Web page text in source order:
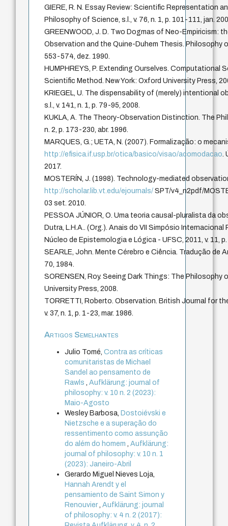
GIERE, R. N. Essay Review: Scientific Representation
Philosophy of Science, s.l., v. 76, n. 1, p. 101-111, jan.
GREENWOOD, J. D. Two Dogmas of Neo-Empiricism:
Observation and the Quine-Duhem Thesis. Philosophy
553-574, dez. 1990.
HUMPHREYS, P. Extending Ourselves. Computational
Scientific Method. New York: Oxford University Press,
KRIEGEL, U. The dispensability of (merely) intentional
s.l., v. 141, n. 1, p. 79-95, 2008.
KUKLA, A. The Theory-Observation Distinction. The
n. 2, p. 173-230, abr. 1996.
MARQUES, G.; UETA, N. (2007). Formalização: o
http://efisica.if.usp.br/otica/basico/visao/acomodacao.
2017.
MOSTERÍN, J. (1998). Technology-mediated
http://scholar.lib.vt.edu/ejournals/ SPT/v4_n2pdf/
03 set. 2010.
PESSOA JÚNIOR, O. Uma teoria causal-pluralista da
Dutra, L.H.A.. (Org.). Anais do VII Simpósio Internacional
Núcleo de Epistemologia e Lógica - UFSC, 2011, v. 11,
SEARLE, John. Mente Cérebro e Ciência. Tradução de
70, 1984.
SORENSEN, Roy. Seeing Dark Things: The
University Press, 2008.
TORRETTI, Roberto. Observation. British Journal for
v. 37, n. 1, p. 1-23, mar. 1986.
Artigos Semelhantes
Julio Tomé,Contra as críticas
comunitaristas de Michael
Sandel ao pensamento de
Rawls,Aufklärung: journal of
philosophy: v. 10 n. 2 (2023):
Maio-Agosto
Wesley Barbosa, Dostoiévski e
Nietzsche e a superação do
ressentimento como assunção
do além do homem,Aufklärung:
journal of philosophy: v. 10 n. 1
(2023): Janeiro-Abril
Gerardo Miguel Nieves Loja,
Hannah Arendt y el
pensamiento de Saint Simon y
Renouvier,Aufklärung: journal
of philosophy: v. 4 n. 2 (2017):